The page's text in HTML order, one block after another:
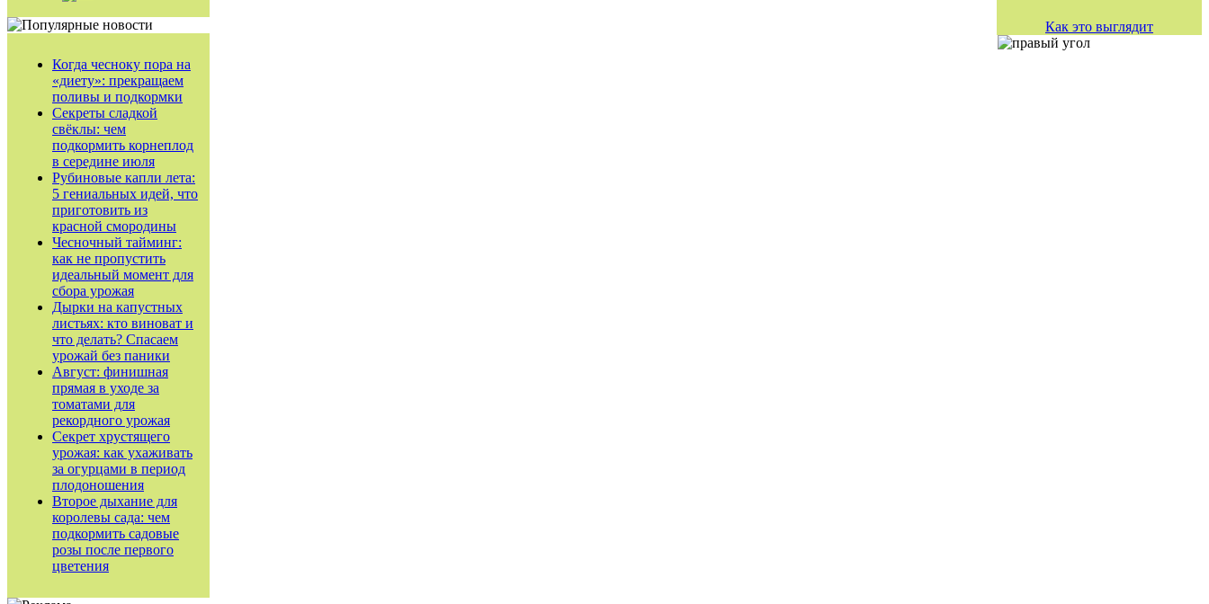
Когда чесноку пора на
«диету»: прекращаем
поливы и подкормки
Секреты сладкой
свёклы: чем
подкормить корнеплод
в середине июля
Рубиновые капли лета:
5 гениальных идей, что
приготовить из
красной смородины
Чесночный тайминг:
как не пропустить
идеальный момент для
сбора урожая
Дырки на капустных
листьях: кто виноват и
что делать? Спасаем
урожай без паники
Август: финишная
прямая в уходе за
томатами для
рекордного урожая
Секрет хрустящего
урожая: как ухаживать
за огурцами в период
плодоношения
Второе дыхание для
королевы сада: чем
подкормить садовые
розы после первого
цветения
Как это выглядит